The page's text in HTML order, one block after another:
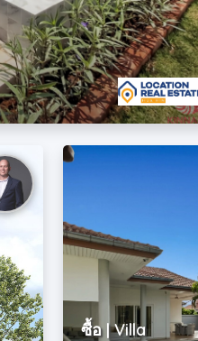
ซื้อ | Villa